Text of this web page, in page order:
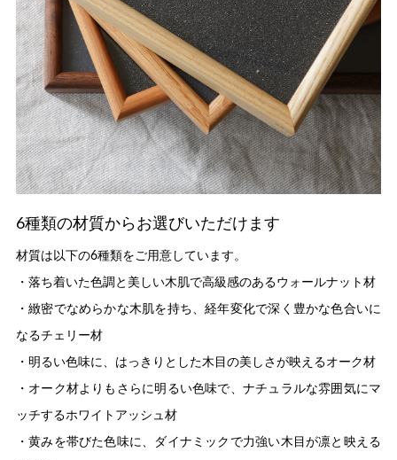
6種類の材質からお選びいただけます
材質は以下の6種類をご用意しています。
・落ち着いた色調と美しい木肌で高級感のあるウォールナット材
・緻密でなめらかな木肌を持ち、経年変化で深く豊かな色合いに
なるチェリー材
・明るい色味に、はっきりとした木目の美しさが映えるオーク材
・オーク材よりもさらに明るい色味で、ナチュラルな雰囲気にマ
ッチするホワイトアッシュ材
・黄みを帯びた色味に、ダイナミックで力強い木目が凛と映える